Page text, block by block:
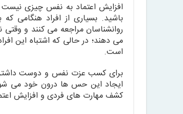
افزایش اعتماد به نفس چیزی نیست
باشید. بسیاری از افراد هنگامی
روانشناسان مراجعه می کنند و وقتی
می دهند؛ در حالی که اشتباه این
است.
برای کسب عزت نفس و دوست داشتن
ایجاد این حس ها درون خود می
کشف مهارت های فردی و افزایش